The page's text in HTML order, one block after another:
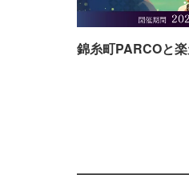
錦糸町PARCOと